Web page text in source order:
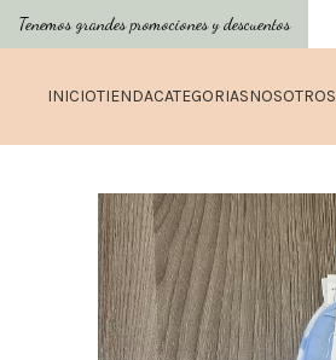
INICIOTIENDACATEGORIASNOSOTROS
Tenemos grandes promociones y descuentos